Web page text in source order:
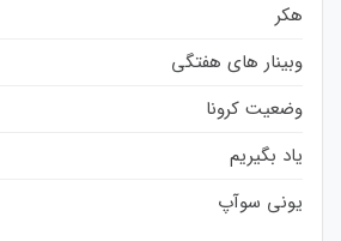
هکر
وبینار های هفتگی
وضعیت کرونا
یاد بگیریم
یونی سوآپ